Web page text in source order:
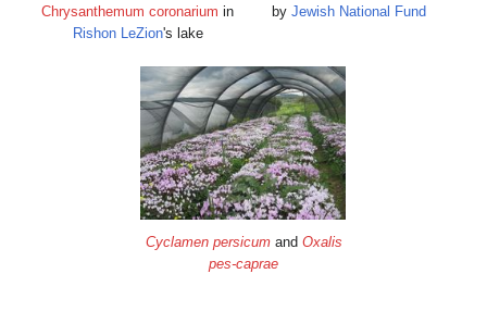
byJewish National Fund
Chrysanthemum coronarium
Rishon LeZion's lake
Cyclamen persicum andOxalis
pes-caprae